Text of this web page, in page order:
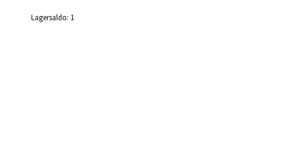
Lagersaldo: 1